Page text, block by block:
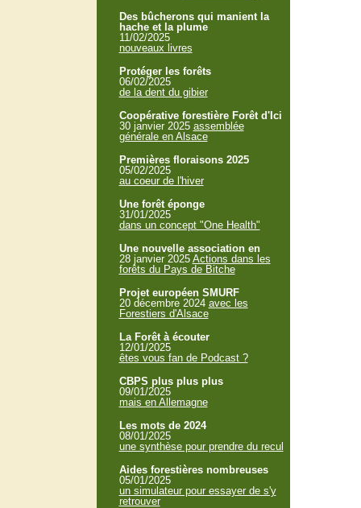
Des bûcherons qui manient la
hache et la plume
11/02/2025
nouveaux livres
Protéger les forêts
06/02/2025
de la dent du gibier
Coopérative forestière Forêt d'Ici
30 janvier 2025 assemblée
générale en Alsace
Premières floraisons 2025
05/02/2025
au coeur de l'hiver
Une forêt éponge
31/01/2025
dans un concept "One Health"
Une nouvelle association en
28 janvier 2025 Actions dans les
forêts du Pays de Bitche
Projet européen SMURF
20 décembre 2024 avec les
Forestiers d'Alsace
La Forêt à écouter
12/01/2025
êtes vous fan de Podcast ?
CBPS plus plus plus
09/01/2025
mais en Allemagne
Les mots de 2024
08/01/2025
une synthèse pour prendre du recul
Aides forestières nombreuses
05/01/2025
un simulateur pour essayer de s'y
retrouver